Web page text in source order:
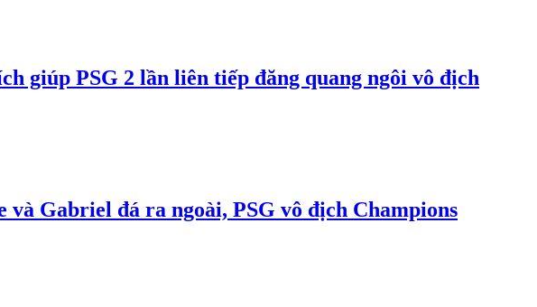
giúp PSG 2 lần liên tiếp đăng quang ngôi vô địch
và Gabriel đá ra ngoài, PSG vô địch Champions